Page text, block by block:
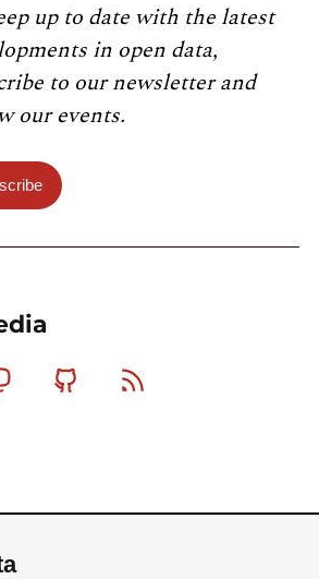
up to date with the latest
in open data,
to our newsletter and
our events.
MastodonGithub